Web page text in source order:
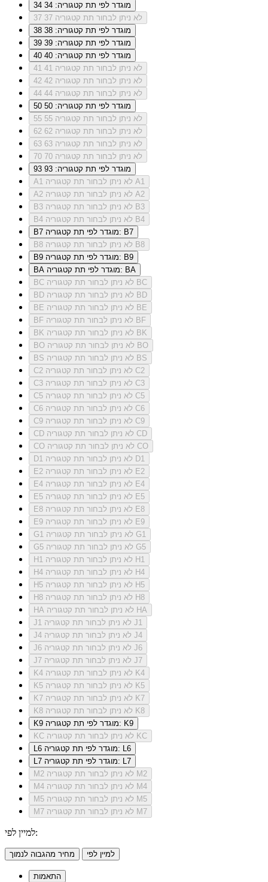
34
מוגדר לפי תת קטגוריה: 34
37
לא ניתן לבחור תת קטגוריה 37
38
מוגדר לפי תת קטגוריה: 38
39
מוגדר לפי תת קטגוריה: 39
40
מוגדר לפי תת קטגוריה: 40
41
לא ניתן לבחור תת קטגוריה 41
42
לא ניתן לבחור תת קטגוריה 42
44
לא ניתן לבחור תת קטגוריה 44
50
מוגדר לפי תת קטגוריה: 50
55
לא ניתן לבחור תת קטגוריה 55
62
לא ניתן לבחור תת קטגוריה 62
63
לא ניתן לבחור תת קטגוריה 63
70
לא ניתן לבחור תת קטגוריה 70
93
מוגדר לפי תת קטגוריה: 93
A1
לא ניתן לבחור תת קטגוריה A1
A2
לא ניתן לבחור תת קטגוריה A2
B3
לא ניתן לבחור תת קטגוריה B3
B4
לא ניתן לבחור תת קטגוריה B4
B7
מוגדר לפי תת קטגוריה: B7
B8
לא ניתן לבחור תת קטגוריה B8
B9
מוגדר לפי תת קטגוריה: B9
BA
מוגדר לפי תת קטגוריה: BA
BC
לא ניתן לבחור תת קטגוריה BC
BD
לא ניתן לבחור תת קטגוריה BD
BE
לא ניתן לבחור תת קטגוריה BE
BF
לא ניתן לבחור תת קטגוריה BF
BK
לא ניתן לבחור תת קטגוריה BK
BO
לא ניתן לבחור תת קטגוריה BO
BS
לא ניתן לבחור תת קטגוריה BS
C2
לא ניתן לבחור תת קטגוריה C2
C3
לא ניתן לבחור תת קטגוריה C3
C5
לא ניתן לבחור תת קטגוריה C5
C6
לא ניתן לבחור תת קטגוריה C6
C9
לא ניתן לבחור תת קטגוריה C9
CD
לא ניתן לבחור תת קטגוריה CD
CO
לא ניתן לבחור תת קטגוריה CO
D1
לא ניתן לבחור תת קטגוריה D1
E2
לא ניתן לבחור תת קטגוריה E2
E4
לא ניתן לבחור תת קטגוריה E4
E5
לא ניתן לבחור תת קטגוריה E5
E8
לא ניתן לבחור תת קטגוריה E8
E9
לא ניתן לבחור תת קטגוריה E9
G1
לא ניתן לבחור תת קטגוריה G1
G5
לא ניתן לבחור תת קטגוריה G5
H1
לא ניתן לבחור תת קטגוריה H1
H4
לא ניתן לבחור תת קטגוריה H4
H5
לא ניתן לבחור תת קטגוריה H5
H8
לא ניתן לבחור תת קטגוריה H8
HA
לא ניתן לבחור תת קטגוריה HA
J1
לא ניתן לבחור תת קטגוריה J1
J4
לא ניתן לבחור תת קטגוריה J4
J6
לא ניתן לבחור תת קטגוריה J6
J7
לא ניתן לבחור תת קטגוריה J7
K4
לא ניתן לבחור תת קטגוריה K4
K5
לא ניתן לבחור תת קטגוריה K5
K7
לא ניתן לבחור תת קטגוריה K7
K8
לא ניתן לבחור תת קטגוריה K8
K9
מוגדר לפי תת קטגוריה: K9
KC
לא ניתן לבחור תת קטגוריה KC
L6
מוגדר לפי תת קטגוריה: L6
L7
מוגדר לפי תת קטגוריה: L7
M2
לא ניתן לבחור תת קטגוריה M2
M4
לא ניתן לבחור תת קטגוריה M4
M5
לא ניתן לבחור תת קטגוריה M5
M7
לא ניתן לבחור תת קטגוריה M7
למיין לפי:
מחיר מהגבוה לנמוך למיין לפי
התאמות